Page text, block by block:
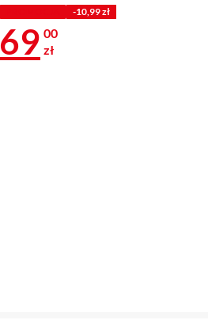
-10,99 zł
Cena 69 zł
69 00
zł